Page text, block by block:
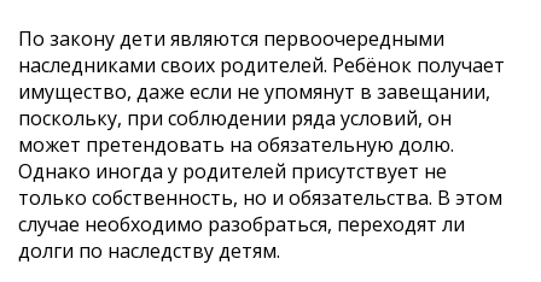
По закону дети являются первоочередными
наследниками своих родителей. Ребёнок получает
имущество, даже если не упомянут в завещании,
поскольку, при соблюдении ряда условий, он
может претендовать на обязательную долю.
Однако иногда у родителей присутствует не
только собственность, но и обязательства. В этом
случае необходимо разобраться, переходят ли
долги по наследству детям.